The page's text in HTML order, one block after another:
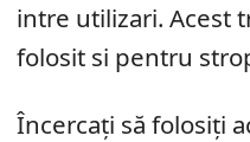
intre utilizari. Acest
folosit si pentru
Încercați să folosiți